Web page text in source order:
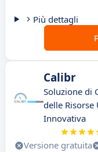
Più dettagli
Calibr
Soluzione di
delle Risorse
Innovativa
Versione gratuita